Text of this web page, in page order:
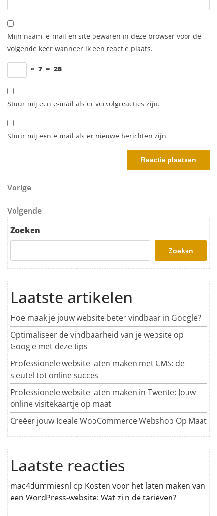
Mijn naam, e-mail en site bewaren in deze browser voor de
volgende keer wanneer ik een reactie plaats.
× 7 = 28
Stuur mij een e-mail als er vervolgreacties zijn.
Stuur mij een e-mail als er nieuwe berichten zijn.
Berichtnavigatie
Vorig bericht
Vorige
Volgend bericht
Volgende
Zoeken
Zoeken
Laatste artikelen
Hoe maak je jouw website beter vindbaar in Google?
Optimaliseer de vindbaarheid van je website op
Google met deze tips
Professionele website laten maken met CMS: de
sleutel tot online succes
Professionele website laten maken in Twente: Jouw
online visitekaartje op maat
Creëer jouw Ideale WooCommerce Webshop Op Maat
Laatste reacties
mac4dummiesnl op Kosten voor het laten maken van
een WordPress-website: Wat zijn de tarieven?